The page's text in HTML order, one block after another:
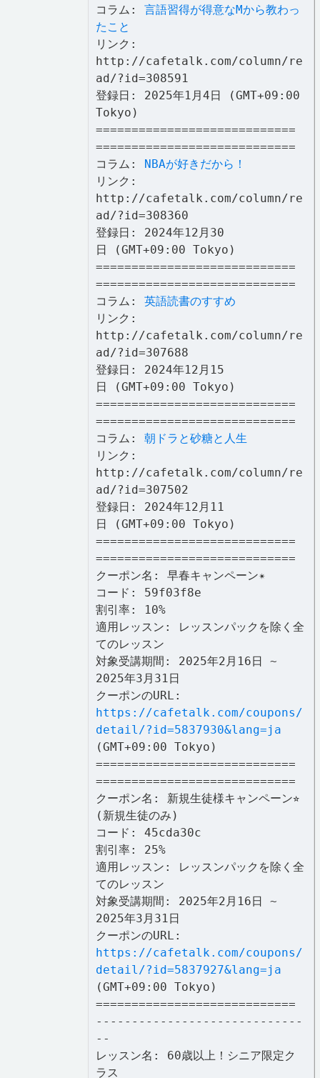
コラム: 言語習得が得意なMから教わっ
たこと
リンク:
http://cafetalk.com/column/re
ad/?id=308591
登録日: 2025年1月4日 (GMT+09:00
Tokyo)
============================
============================
コラム: NBAが好きだから！
リンク:
http://cafetalk.com/column/re
ad/?id=308360
登録日: 2024年12月30
日 (GMT+09:00 Tokyo)
============================
============================
コラム: 英語読書のすすめ
リンク:
http://cafetalk.com/column/re
ad/?id=307688
登録日: 2024年12月15
日 (GMT+09:00 Tokyo)
============================
============================
コラム: 朝ドラと砂糖と人生
リンク:
http://cafetalk.com/column/re
ad/?id=307502
登録日: 2024年12月11
日 (GMT+09:00 Tokyo)
============================
============================
クーポン名: 早春キャンペーン✴︎
コード: 59f03f8e
割引率: 10%
適用レッスン: レッスンパックを除く全
てのレッスン
対象受講期間: 2025年2月16日 ~
2025年3月31日
クーポンのURL:
https://cafetalk.com/coupons/
detail/?id=5837930&lang=ja
(GMT+09:00 Tokyo)
============================
============================
クーポン名: 新規生徒様キャンペーン⭐︎
(新規生徒のみ)
コード: 45cda30c
割引率: 25%
適用レッスン: レッスンパックを除く全
てのレッスン
対象受講期間: 2025年2月16日 ~
2025年3月31日
クーポンのURL:
https://cafetalk.com/coupons/
detail/?id=5837927&lang=ja
(GMT+09:00 Tokyo)
============================
-----------------------------
--
レッスン名: 60歳以上！シニア限定ク
ラス